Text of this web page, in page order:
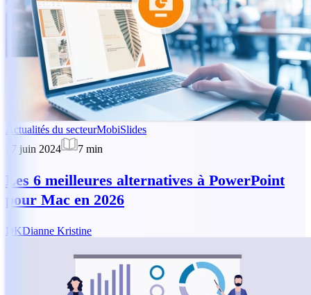
Actualités du secteurMobiSlides
17 juin 2024
7 min
Les 6 meilleures alternatives à PowerPoint
pour Mac en 2026
DKDianne Kristine